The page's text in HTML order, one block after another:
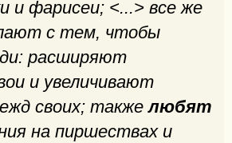
и фарисеи; <...> все же
с тем, чтобы
расширяют
и увеличивают
своих; такжелюбят
на пиршествах и